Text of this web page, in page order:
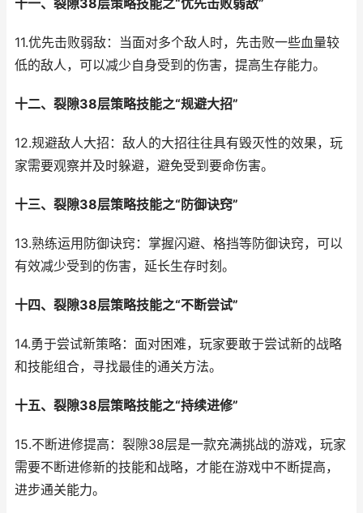
十一、裂隙38层策略技能之“优先击败弱敌”
11.优先击败弱敌：当面对多个敌人时，先击败一些血量较
低的敌人，可以减少自身受到的伤害，提高生存能力。
十二、裂隙38层策略技能之“规避大招”
12.规避敌人大招：敌人的大招往往具有毁灭性的效果，玩
家需要观察并及时躲避，避免受到要命伤害。
十三、裂隙38层策略技能之“防御诀窍”
13.熟练运用防御诀窍：掌握闪避、格挡等防御诀窍，可以
有效减少受到的伤害，延长生存时刻。
十四、裂隙38层策略技能之“不断尝试”
14.勇于尝试新策略：面对困难，玩家要敢于尝试新的战略
和技能组合，寻找最佳的通关方法。
十五、裂隙38层策略技能之“持续进修”
15.不断进修提高：裂隙38层是一款充满挑战的游戏，玩家
需要不断进修新的技能和战略，才能在游戏中不断提高，
进步通关能力。